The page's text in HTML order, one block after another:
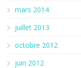
mars 2014
juillet 2013
octobre 2012
juin 2012